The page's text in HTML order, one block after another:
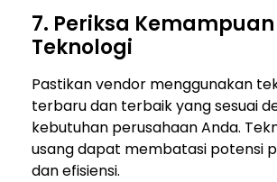
7. Periksa Kemampuan
Teknologi
Pastikan vendor menggunakan
terbaru dan terbaik yang sesuai
kebutuhan perusahaan Anda.
usang dapat membatasi potensi
dan efisiensi.